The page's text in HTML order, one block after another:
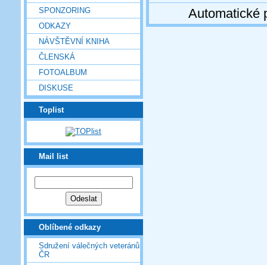
SPONZORING
ODKAZY
NÁVŠTĚVNÍ KNIHA
ČLENSKÁ
FOTOALBUM
DISKUSE
Toplist
Mail list
Oblíbené odkazy
Sdružení válečných veteránů
ČR
Automatické